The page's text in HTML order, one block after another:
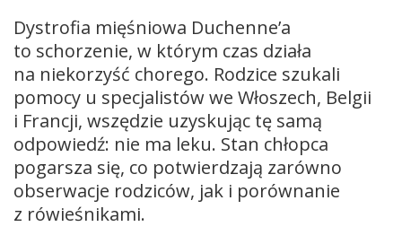
Dystrofia mięśniowa Duchenne’a
to schorzenie, w którym czas działa
na niekorzyść chorego. Rodzice szukali
pomocy u specjalistów we Włoszech, Belgii
i Francji, wszędzie uzyskując tę samą
odpowiedź: nie ma leku. Stan chłopca
pogarsza się, co potwierdzają zarówno
obserwacje rodziców, jak i porównanie
z rówieśnikami.